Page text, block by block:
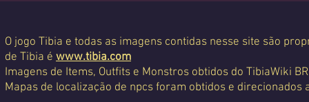
O jogo Tibia e todas as imagens contidas nesse site são
de Tibia é www.tibia.com
Imagens de Items, Outfits e Monstros obtidos do TibiaWiki
Mapas de localização de npcs foram obtidos e direcionados